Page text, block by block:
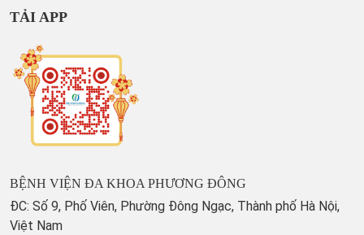
TẢI APP
BỆNH VIỆN ĐA KHOA PHƯƠNG ĐÔNG
ĐC: Số 9, Phố Viên, Phường Đông Ngạc, Thành phố Hà Nội,
Việt Nam